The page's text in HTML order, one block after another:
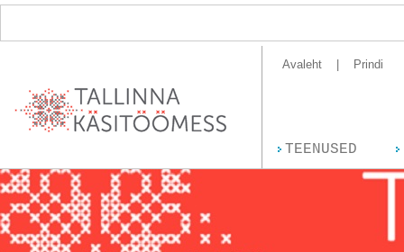
Avaleht Prindi
TEENUSED